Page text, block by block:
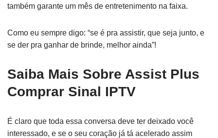
também garante um mês de entretenimento na faixa.
Como eu sempre digo: “se é pra assistir, que seja junto, e
se der pra ganhar de brinde, melhor ainda”!
Saiba Mais Sobre Assist Plus
Comprar Sinal IPTV
É claro que toda essa conversa deve ter deixado você
interessado, e se o seu coração já tá acelerado assim